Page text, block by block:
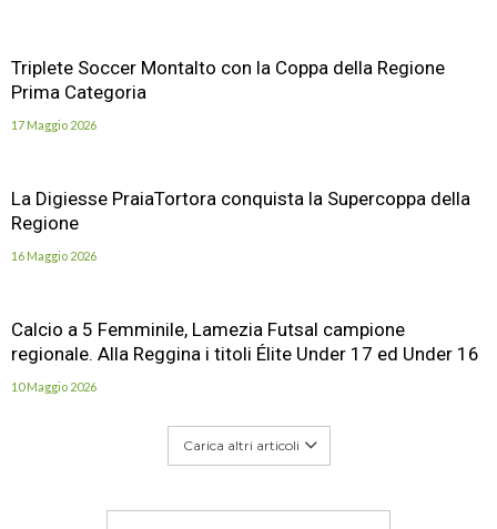
Triplete Soccer Montalto con la Coppa della Regione
Prima Categoria
17 Maggio 2026
La Digiesse PraiaTortora conquista la Supercoppa della
Regione
16 Maggio 2026
Calcio a 5 Femminile, Lamezia Futsal campione
regionale. Alla Reggina i titoli Élite Under 17 ed Under 16
10 Maggio 2026
Carica altri articoli